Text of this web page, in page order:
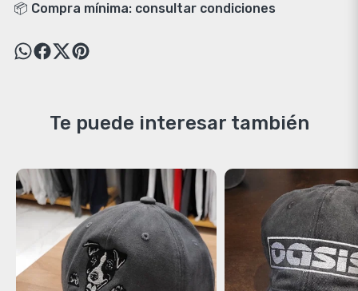
📦 Compra mínima: consultar condiciones
Te puede interesar también